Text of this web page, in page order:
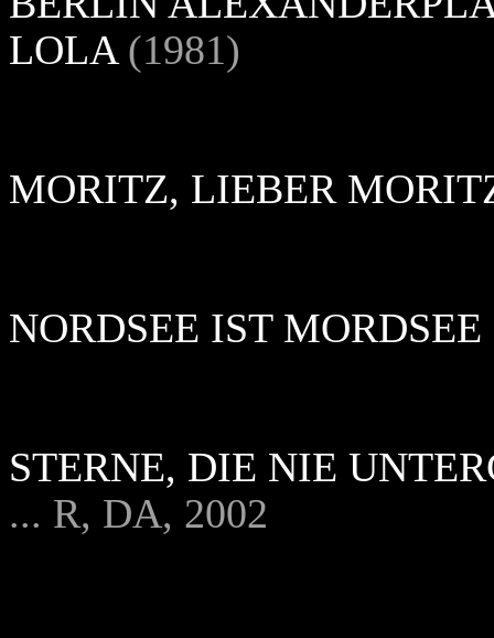
LOLA(1981)
MORITZ, LIEBER
NORDSEE IST MORDSEE
STERNE, DIE NIE
... R, DA, 2002